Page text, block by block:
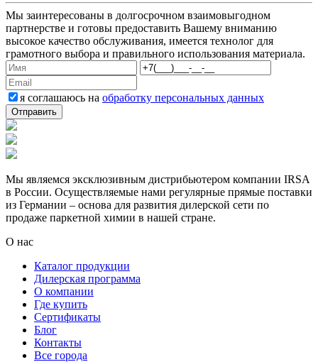
Мы заинтересованы в долгосрочном взаимовыгодном
партнерстве и готовы предоставить Вашему вниманию
высокое качество обслуживания, имеется технолог для
грамотного выбора и правильного использования материала.
я соглашаюсь на обработку персональных данных
Мы являемся эксклюзивным дистрибьютером компании IRSA
в России. Осуществляемые нами регулярные прямые поставки
из Германии – основа для развития дилерской сети по
продаже паркетной химии в нашей стране.
О нас
Каталог продукции
Дилерская программа
О компании
Где купить
Сертификаты
Блог
Контакты
Все города